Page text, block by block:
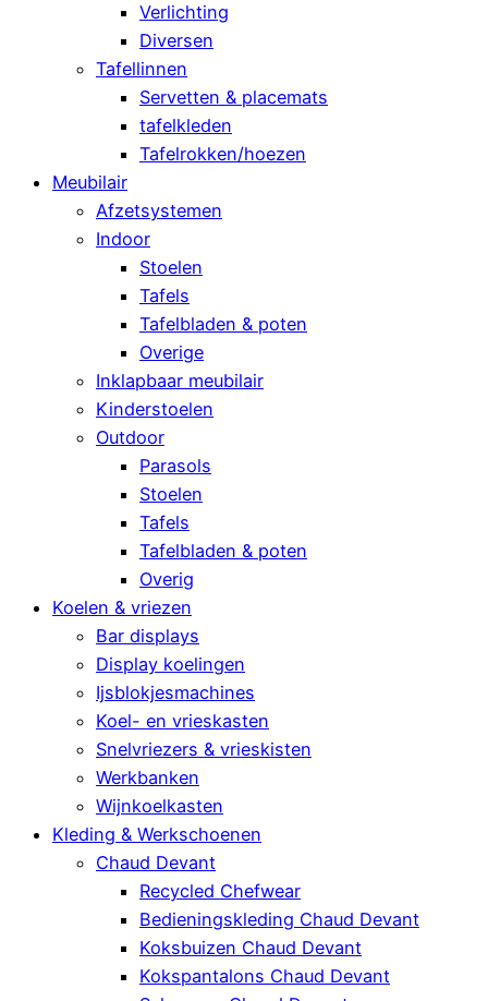
Verlichting
Diversen
Tafellinnen
Servetten & placemats
tafelkleden
Tafelrokken/hoezen
Meubilair
Afzetsystemen
Indoor
Stoelen
Tafels
Tafelbladen & poten
Overige
Inklapbaar meubilair
Kinderstoelen
Outdoor
Parasols
Stoelen
Tafels
Tafelbladen & poten
Overig
Koelen & vriezen
Bar displays
Display koelingen
Ijsblokjesmachines
Koel- en vrieskasten
Snelvriezers & vrieskisten
Werkbanken
Wijnkoelkasten
Kleding & Werkschoenen
Chaud Devant
Recycled Chefwear
Bedieningskleding Chaud Devant
Koksbuizen Chaud Devant
Kokspantalons Chaud Devant